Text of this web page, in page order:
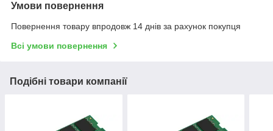
Умови повернення
Повернення товару впродовж 14 днів за рахунок покупця
Всі умови повернення
Подібні товари компанії